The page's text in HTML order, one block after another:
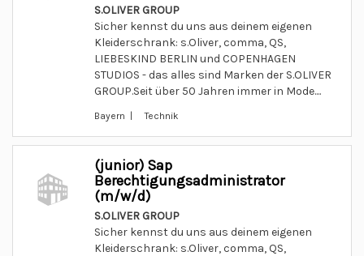
S.OLIVER GROUP
Sicher kennst du uns aus deinem eigenen
Kleiderschrank: s.Oliver, comma, QS,
LIEBESKIND BERLIN und COPENHAGEN
STUDIOS - das alles sind Marken der S.OLIVER
GROUP.Seit über 50 Jahren immer in Mode....
Bayern | Technik
(junior) Sap
Berechtigungsadministrator
(m/w/d)
S.OLIVER GROUP
Sicher kennst du uns aus deinem eigenen
Kleiderschrank: s.Oliver, comma, QS,